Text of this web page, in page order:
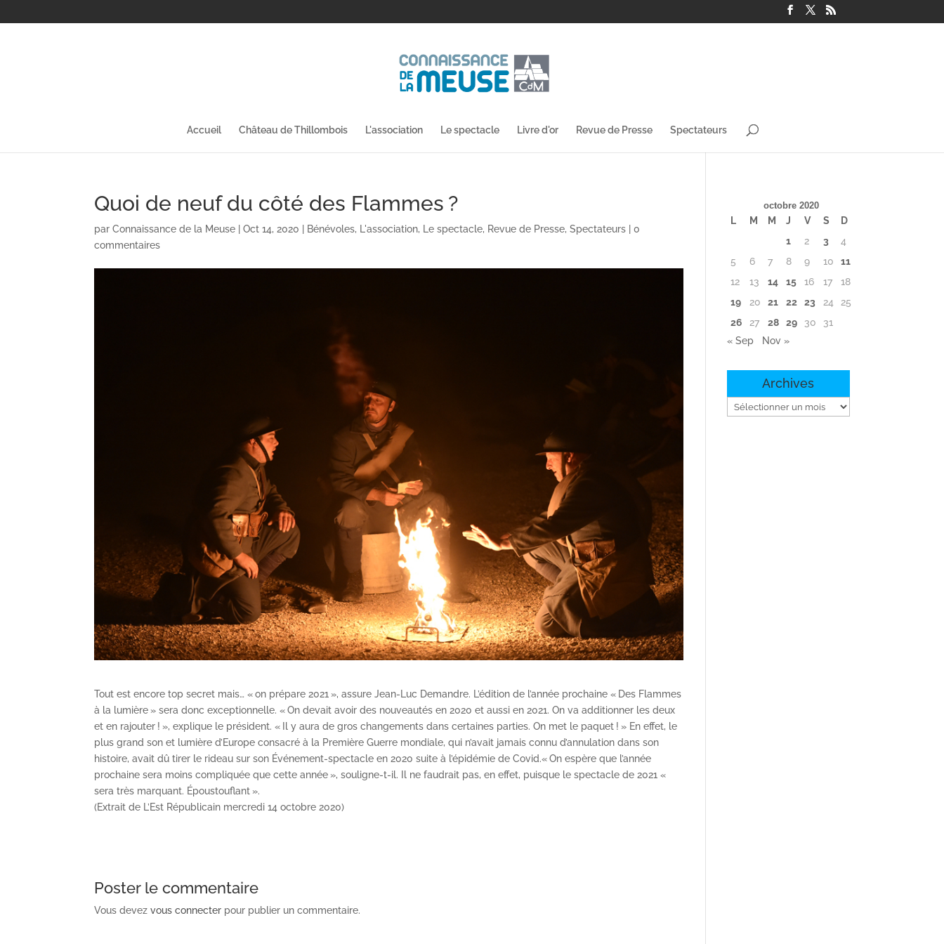
Accueil Château de Thillombois L'association Le spectacle Livre d'or Revue de Presse Spectateurs
Quoi de neuf du côté des Flammes ?
parConnaissance de la Meuse |Oct 14, 2020 | Bénévoles, L'association, Le spectacle, Revue de Presse,Spectateurs |0
commentaires
Tout est encore top secret mais… « on prépare 2021 », assure Jean-Luc Demandre. L’édition de l’année prochaine « Des Flammes
à la lumière » sera donc exceptionnelle. « On devait avoir des nouveautés en 2020 et aussi en 2021. On va additionner les deux
et en rajouter ! », explique le président. « Il y aura de gros changements dans certaines parties. On met le paquet ! » En effet, le
plus grand son et lumière d’Europe consacré à la Première Guerre mondiale, qui n’avait jamais connu d’annulation dans son
histoire, avait dû tirer le rideau sur son Événement-spectacle en 2020 suite à l’épidémie de Covid.« On espère que l’année
prochaine sera moins compliquée que cette année », souligne-t-il. Il ne faudrait pas, en effet, puisque le spectacle de 2021 «
sera très marquant. Époustouflant ».
(Extrait de L’Est Républicain mercredi 14 octobre 2020)
Poster le commentaire
Vous devezvous connecter pour publier un commentaire.
octobre 2020
L M M J V S
D
1
2 3
4
5
6 7 8 9 10
11
12
13 14 15 16 17
18
19
20 21 22 23 24
25
26
27 28 29 30
31
« Sep
Nov »
Archives
Archives